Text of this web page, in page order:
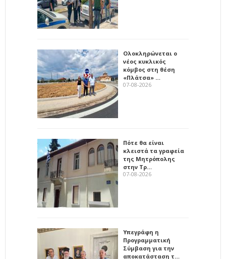
Ολοκληρώνεται ο
νέος κυκλικός
κόμβος στη θέση
«Πλάτσα» …
07-08-2026
Πότε θα είναι
κλειστά τα γραφεία
της Μητρόπολης
στην Τρ…
07-08-2026
Υπεγράφη η
Προγραμματική
Σύμβαση για την
αποκατάσταση τ…